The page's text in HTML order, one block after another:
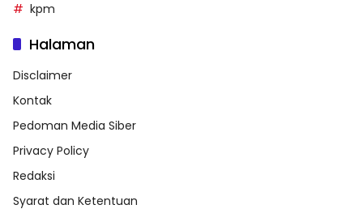
kpm
Halaman
Disclaimer
Kontak
Pedoman Media Siber
Privacy Policy
Redaksi
Syarat dan Ketentuan